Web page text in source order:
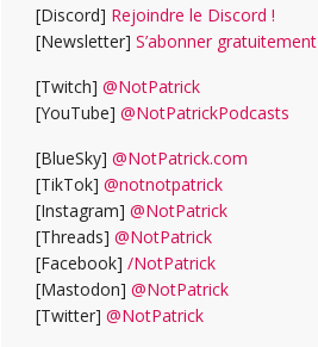
[Discord] Rejoindre le Discord !
[Newsletter] S’abonner gratuitement
[Twitch] @NotPatrick
[YouTube] @NotPatrickPodcasts
[BlueSky] @NotPatrick.com
[TikTok] @notnotpatrick
[Instagram] @NotPatrick
[Threads] @NotPatrick
[Facebook] /NotPatrick
[Mastodon] @NotPatrick
[Twitter] @NotPatrick